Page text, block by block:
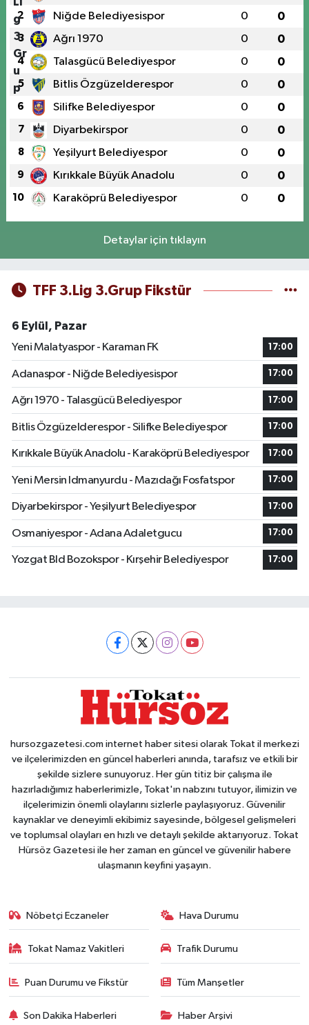
2 Niğde Belediyesispor 0 0
3 Ağrı 1970 0 0
4 Talasgücü Belediyespor 0 0
5 Bitlis Özgüzelderespor 0 0
6 Silifke Belediyespor 0 0
7 Diyarbekirspor 0 0
8 Yeşilyurt Belediyespor 0 0
9 Kırıkkale Büyük Anadolu 0 0
10 Karaköprü Belediyespor 0 0
Detaylar için tıklayın
TFF 3.Lig 3.Grup Fikstür
6 Eylül, Pazar
Yeni Malatyaspor - Karaman FK
17:00
Adanaspor - Niğde Belediyesispor 17:00
Ağrı 1970 - Talasgücü Belediyespor 17:00
Bitlis Özgüzelderespor - Silifke Belediyespor 17:00
Kırıkkale Büyük Anadolu - Karaköprü Belediyespor 17:00
Yeni Mersin Idmanyurdu - Mazıdağı Fosfatspor 17:00
Diyarbekirspor - Yeşilyurt Belediyespor 17:00
Osmaniyespor - Adana Adaletgucu 17:00
Yozgat Bld Bozokspor - Kırşehir Belediyespor 17:00
hursozgazetesi.com internet haber sitesi olarak Tokat il merkezi
ve ilçelerimizden en güncel haberleri anında, tarafsız ve etkili bir
şekilde sizlere sunuyoruz. Her gün titiz bir çalışma ile
hazırladığımız haberlerimizle, Tokat'ın nabzını tutuyor, ilimizin ve
ilçelerimizin önemli olaylarını sizlerle paylaşıyoruz. Güvenilir
kaynaklar ve deneyimli ekibimiz sayesinde, bölgesel gelişmeleri
ve toplumsal olayları en hızlı ve detaylı şekilde aktarıyoruz. Tokat
Hürsöz Gazetesi ile her zaman en güncel ve güvenilir habere
ulaşmanın keyfini yaşayın.
Nöbetçi Eczaneler Hava Durumu
Tokat Namaz Vakitleri Trafik Durumu
Puan Durumu ve Fikstür Tüm Manşetler
Son Dakika Haberleri Haber Arşivi